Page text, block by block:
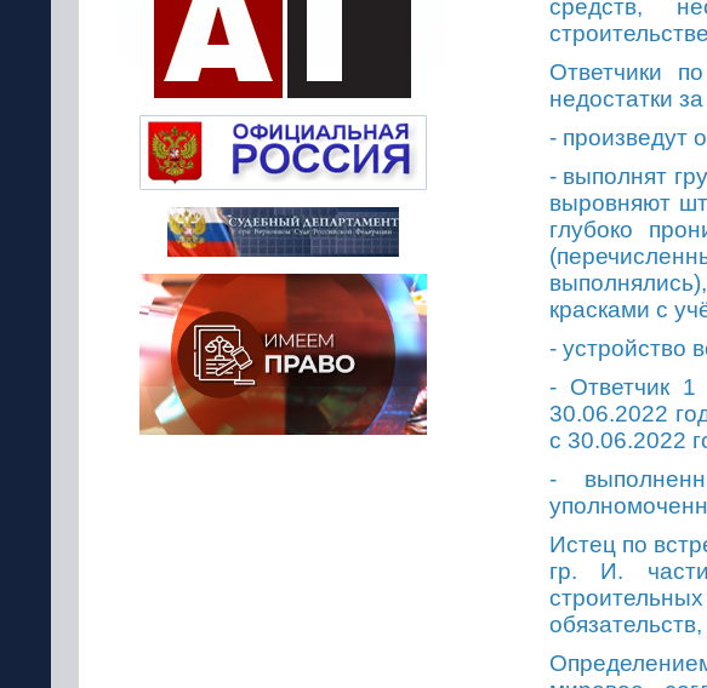
средств,
Ответчики
недостатки
- произведут
- выполнят
выровняют
глубоко
красками с
- устройство
- Ответчик 1
30.06.2022
с 30.06.2022
-
Истец по
гр. И.